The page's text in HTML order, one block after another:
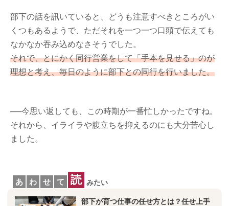
部下の話を訊いていると、どうも注意すべきところがい
くつもあるようで、ただそれを一つ一つ口頭で伝えても
なかなか吞み込めなさそうでした。
それで、とにかく同行営業をして「手本を見せる」のが
理想と考え、毎日のように部下との同行を行いました。
──今思い返しても、この時期が一番忙しかったですね。
それから、イライラや腹立ちを抑えるのにも大分苦心し
ました。
あ わ せ て 読 みたい
部下が育つ仕事の任せ方とは？任せ上手